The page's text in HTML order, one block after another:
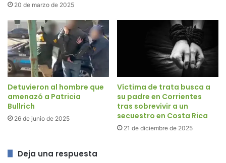
20 de marzo de 2025
Detuvieron al hombre que
amenazó a Patricia
Bullrich
26 de junio de 2025
Víctima de trata busca a
su padre en Corrientes
tras sobrevivir a un
secuestro en Costa Rica
21 de diciembre de 2025
Deja una respuesta